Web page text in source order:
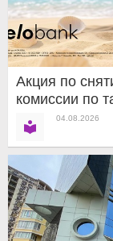
Акция по
комиссии по
04.08.2026